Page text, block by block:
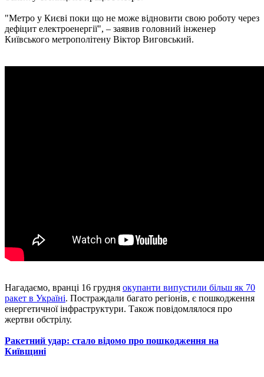
"Метро у Києві поки що не може відновити свою роботу через
дефіцит електроенергії", – заявив головний інженер
Київського метрополітену Віктор Виговський.
Нагадаємо, вранці 16 грудня окупанти випустили більш як 70
ракет в Україні. Постраждали багато регіонів, є пошкодження
енергетичної інфраструктури. Також повідомлялося про
жертви обстрілу.
Ракетний удар: стало відомо про пошкодження на
Київщині